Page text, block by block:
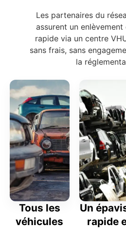
Les partenaires du
assurent un
rapide via un centre
sans frais, sans
la
Tous les
véhicules
Un
rapide